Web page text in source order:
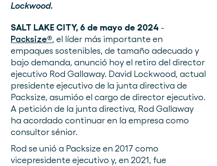
Lockwood.
SALT LAKE CITY, 6 de mayo de 2024 -
Packsize®, el líder más importante en
empaques sostenibles, de tamaño adecuado y
bajo demanda, anunció hoy el retiro del director
ejecutivo Rod Gallaway. David Lockwood, actual
presidente ejecutivo de la junta directiva de
Packsize, asumióo el cargo de director ejecutivo.
A petición de la junta directiva, Rod Gallaway
ha acordado continuar en la empresa como
consultor sénior.
Rod se unió a Packsize en 2017 como
vicepresidente ejecutivo y, en 2021, fue